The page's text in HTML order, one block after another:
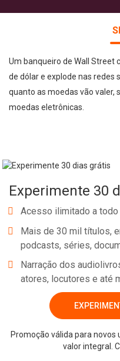
Um banqueiro de Wall Street
de dólar e explode nas redes
quanto as moedas vão valer,
moedas eletrônicas.
Experimente 30
Acesso ilimitado a
Mais de 30 mil títulos,
podcasts, séries,
Narração dos
atores, locutores e até
Promoção válida para novos
valor integral.